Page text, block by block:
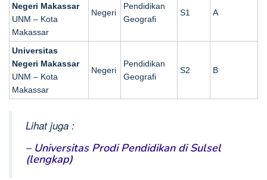
Negeri Makassar
UNM – Kota
Makassar
Negeri
Pendidikan
Geografi
S1 A
Universitas
Negeri Makassar
UNM – Kota
Makassar
Negeri
Pendidikan
Geografi
S2 B
Lihat juga :
– Universitas Prodi Pendidikan di Sulsel
(lengkap)